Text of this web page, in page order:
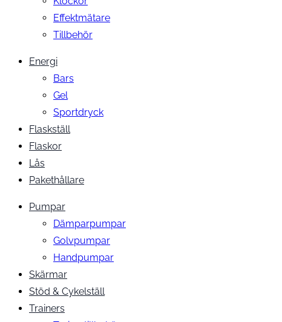
Effektmätare
Tillbehör
Energi
Bars
Gel
Sportdryck
Flaskställ
Flaskor
Lås
Pakethållare
Pumpar
Dämparpumpar
Golvpumpar
Handpumpar
Skärmar
Stöd & Cykelställ
Trainers